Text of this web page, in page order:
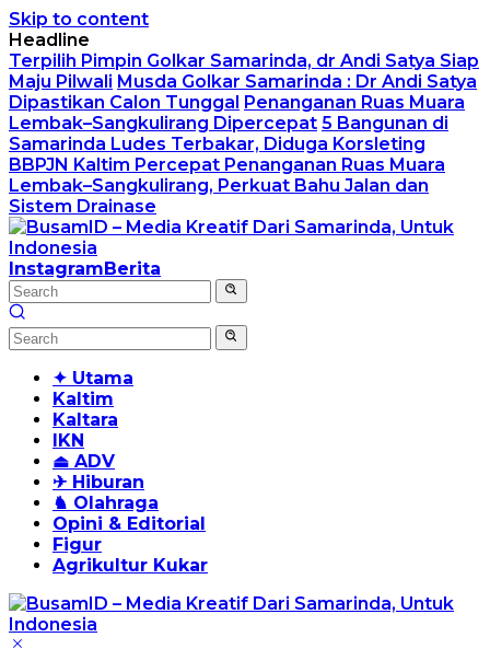
Skip to content
Headline
Terpilih Pimpin Golkar Samarinda, dr Andi Satya Siap
Maju Pilwali Musda Golkar Samarinda : Dr Andi Satya
Dipastikan Calon Tunggal Penanganan Ruas Muara
Lembak–Sangkulirang Dipercepat 5 Bangunan di
Samarinda Ludes Terbakar, Diduga Korsleting
BBPJN Kaltim Percepat Penanganan Ruas Muara
Lembak–Sangkulirang, Perkuat Bahu Jalan dan
Sistem Drainase
InstagramBerita
✦ Utama
Kaltim
Kaltara
IKN
⏏ ADV
✈ Hiburan
♞ Olahraga
Opini & Editorial
Figur
Agrikultur Kukar